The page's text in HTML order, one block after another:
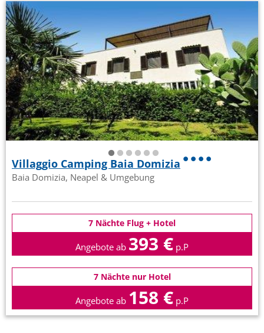
Villaggio Camping Baia Domizia
Baia Domizia, Neapel & Umgebung
7 Nächte Flug + Hotel
Angebote ab 393 € p.P
7 Nächte nur Hotel
Angebote ab 158 € p.P